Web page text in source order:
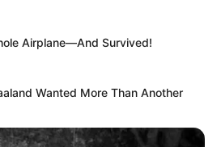
Airplane—And Survived!
Wanted More Than Another